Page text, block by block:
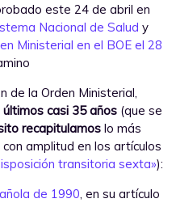
este 24 de abril en
Nacional de Salud y
Ministerial en el BOE el 28
de la Orden Ministerial,
últimos casi 35 años (que se
recapitulamos lo más
amplitud en los artículos
transitoria sexta»):
de 1990, en su artículo